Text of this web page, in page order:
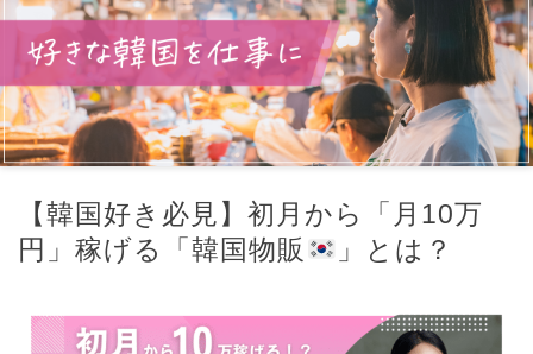
【韓国好き必見】初月から「月10万
円」稼げる「韓国物販
」とは？